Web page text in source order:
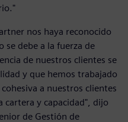
nos haya reconocido
se debe a la fuerza de
de nuestros clientes se
y que hemos trabajado
a nuestros clientes
cartera y capacidad", dijo
de Gestión de